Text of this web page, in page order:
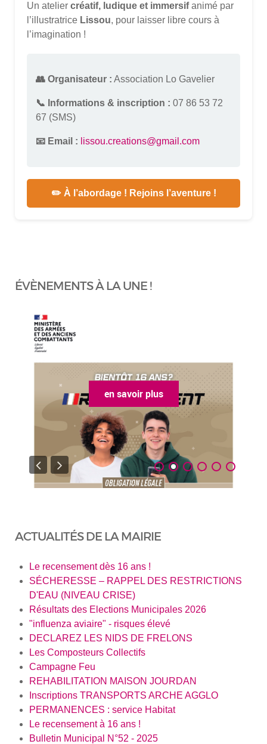
Un atelier créatif, ludique et immersifanimé par
l’illustratrice Lissou, pour laisser libre cours à
l’imagination !
👥 Organisateur : Association Lo Gavelier
📞 Informations & inscription : 07 86 53 72
67 (SMS)
📧 Email : lissou.creations@gmail.com
✏️ À l’abordage ! Rejoins l’aventure !
ÉVÈNEMENTS À LA UNE !
en savoir plus
ACTUALITÉS DE LA MAIRIE
Le recensement dès 16 ans !
SÉCHERESSE – RAPPEL DES RESTRICTIONS
D'EAU (NIVEAU CRISE)
Résultats des Elections Municipales 2026
"influenza aviaire" - risques élevé
DECLAREZ LES NIDS DE FRELONS
Les Composteurs Collectifs
Campagne Feu
REHABILITATION MAISON JOURDAN
Inscriptions TRANSPORTS ARCHE AGGLO
PERMANENCES : service Habitat
Le recensement à 16 ans !
Bulletin Municipal N°52 - 2025